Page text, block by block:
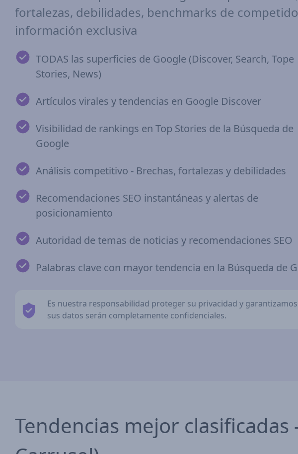
fortalezas, debilidades, benchmarks de
información exclusiva
TODAS las superficies de Google (Discover, Search, Tope
Stories, News)
Artículos virales y tendencias en Google Discover
Visibilidad de rankings en Top Stories de la Búsqueda de
Google
Análisis competitivo - Brechas, fortalezas y debilidades
Recomendaciones SEO instantáneas y alertas de
posicionamiento
Autoridad de temas de noticias y recomendaciones SEO
Palabras clave con mayor tendencia en la Búsqueda de
Es nuestra responsabilidad proteger su privacidad y
sus datos serán completamente confidenciales.
Tendencias mejor